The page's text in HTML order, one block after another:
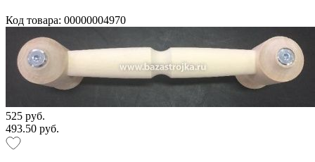
Код товара: 00000004970
525 руб.
493.50 руб.